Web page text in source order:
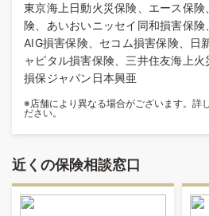
東京海上日動火災保険、エース保
険、あいおいニッセイ同和損害保険
AIG損害保険、セコム損害保険、日
ャピタル損害保険、三井住友海上火
損保ジャパン日本興亜
※店舗により異なる場合がございます。詳
ださい。
近くの保険相談窓口